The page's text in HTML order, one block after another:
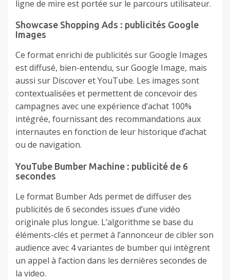
ligne de mire est portée sur le parcours utilisateur.
Showcase Shopping Ads : publicités Google
Images
Ce format enrichi de publicités sur Google Images
est diffusé, bien-entendu, sur Google Image, mais
aussi sur Discover et YouTube. Les images sont
contextualisées et permettent de concevoir des
campagnes avec une expérience d’achat 100%
intégrée, fournissant des recommandations aux
internautes en fonction de leur historique d’achat
ou de navigation.
YouTube Bumber Machine : publicité de 6
secondes
Le format Bumber Ads permet de diffuser des
publicités de 6 secondes issues d’une vidéo
originale plus longue. L’algorithme se base du
éléments-clés et permet à l’annonceur de cibler son
audience avec 4 variantes de bumber qui intègrent
un appel à l’action dans les dernières secondes de
la video.